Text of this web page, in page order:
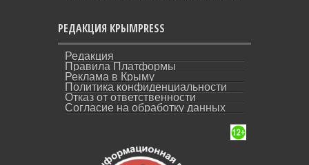
РЕДАКЦИЯ КРЫМPRESS
Редакция
Правила Платформы
Реклама в Крыму
Политика конфиденциальности
Отказ от ответственности
Согласие на обработку данных